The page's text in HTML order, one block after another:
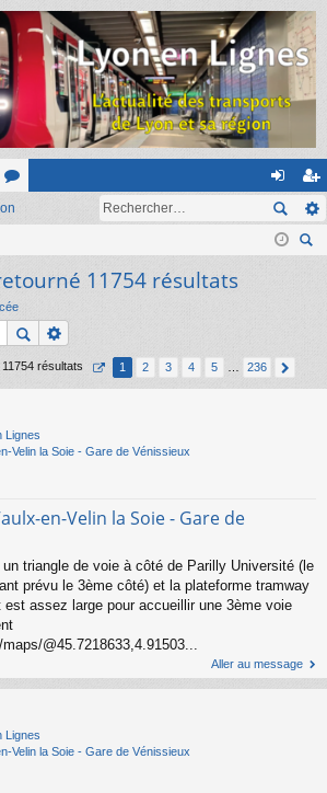
or
m
s
on
ne
ns
cri
11754 résultats
résultats 1 2 3 4 5 236
Lignes
Velin la Soie - Gare de Vénissieux
en-Velin la Soie - Gare de
triangle de voie à côté de Parilly Université (le
prévu le 3ème côté) et la plateforme tramway
assez large pour accueillir une 3ème voie
@45.7218633,4.91503...
Aller au message
Lignes
Velin la Soie - Gare de Vénissieux